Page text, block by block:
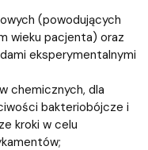
(powodujących
wieku pacjenta) oraz
eksperymentalnymi
chemicznych, dla
bakteriobójcze i
kroki w celu